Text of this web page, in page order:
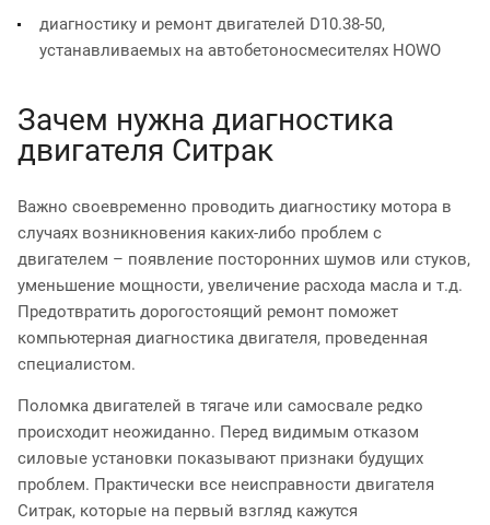
диагностику и ремонт двигателей D10.38-50,
устанавливаемых на автобетоносмесителях HOWO
Зачем нужна диагностика
двигателя Ситрак
Важно своевременно проводить диагностику мотора в
случаях возникновения каких-либо проблем с
двигателем – появление посторонних шумов или стуков,
уменьшение мощности, увеличение расхода масла и т.д.
Предотвратить дорогостоящий ремонт поможет
компьютерная диагностика двигателя, проведенная
специалистом.
Поломка двигателей в тягаче или самосвале редко
происходит неожиданно. Перед видимым отказом
силовые установки показывают признаки будущих
проблем. Практически все неисправности двигателя
Ситрак, которые на первый взгляд кажутся